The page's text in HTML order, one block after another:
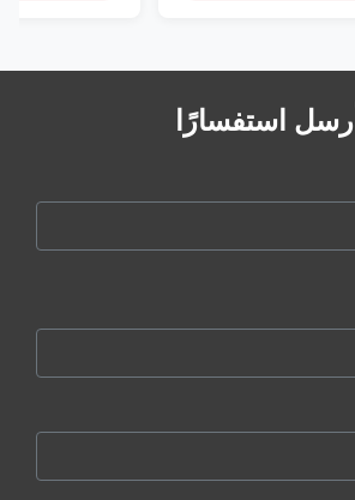
أرسل استفسارًا